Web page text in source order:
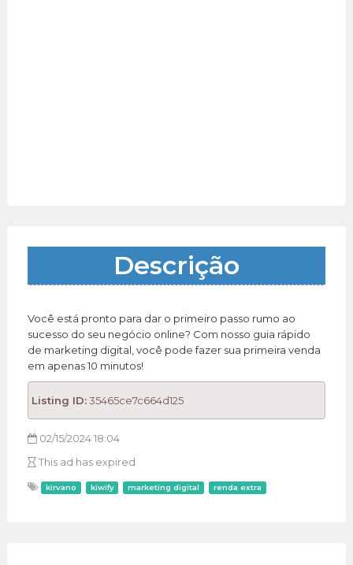
Descrição
Você está pronto para dar o primeiro passo rumo ao
sucesso do seu negócio online? Com nosso guia rápido
de marketing digital, você pode fazer sua primeira venda
em apenas 10 minutos!
Listing ID:35465ce7c664d125
02/15/2024 18:04
This ad has expired
kirvano kiwify marketing digital renda extra